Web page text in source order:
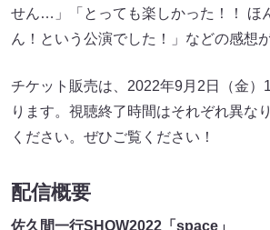
せん…」「とっても楽しかった！！ ほ
ん！という公演でした！」などの感想
チケット販売は、2022年9月2日（金）
ります。視聴終了時間はそれぞれ異な
ください。ぜひご覧ください！
配信概要
佐久間一行SHOW2022「space」